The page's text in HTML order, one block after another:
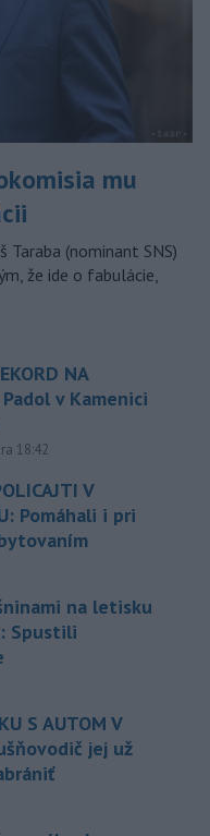
mu
(nominant SNS)
že ide o fabulácie,
NA
Padol v Kamenici
18:42
V
Pomáhali i pri
na letisku
Spustili
S AUTOM V
jej už